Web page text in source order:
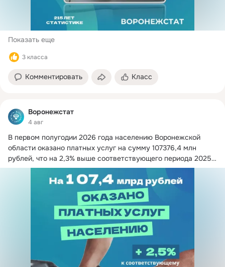
Показать еще
3 класса
Комментировать Класс
Воронежстат
4 авг
В первом полугодии 2026 года населению Воронежской
области оказано платных услуг на сумму 107376,4 млн
рублей, что на 2,3% выше соответствующего периода 2025
года. ...